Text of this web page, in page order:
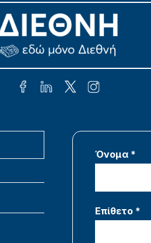
Όνομα *
Επίθετο *